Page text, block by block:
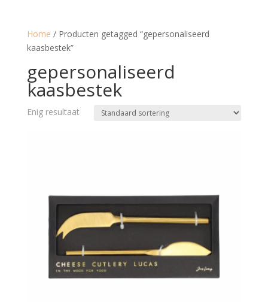
Home / Producten getagged “gepersonaliseerd
kaasbestek”
gepersonaliseerd
kaasbestek
Enig resultaat